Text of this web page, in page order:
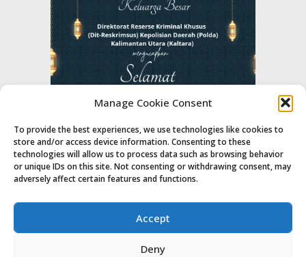
Manage Cookie Consent
To provide the best experiences, we use technologies like cookies to
store and/or access device information. Consenting to these
technologies will allow us to process data such as browsing behavior
or unique IDs on this site. Not consenting or withdrawing consent, may
adversely affect certain features and functions.
Accept
Deny